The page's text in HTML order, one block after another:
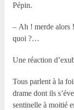
Pépin.
– Ah ! merde alors
quoi ?…
Une réaction
Tous parlent à la
drame dont ils
sentinelle à moitié